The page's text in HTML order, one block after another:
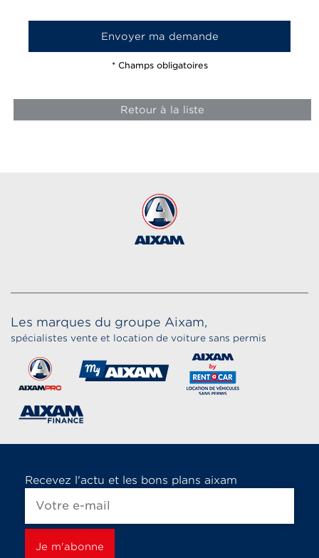
* Champs obligatoires
Retour à la liste
Les marques du groupe Aixam,
spécialistes vente et location de voiture sans permis
Recevez l'actu et les bons plans aixam